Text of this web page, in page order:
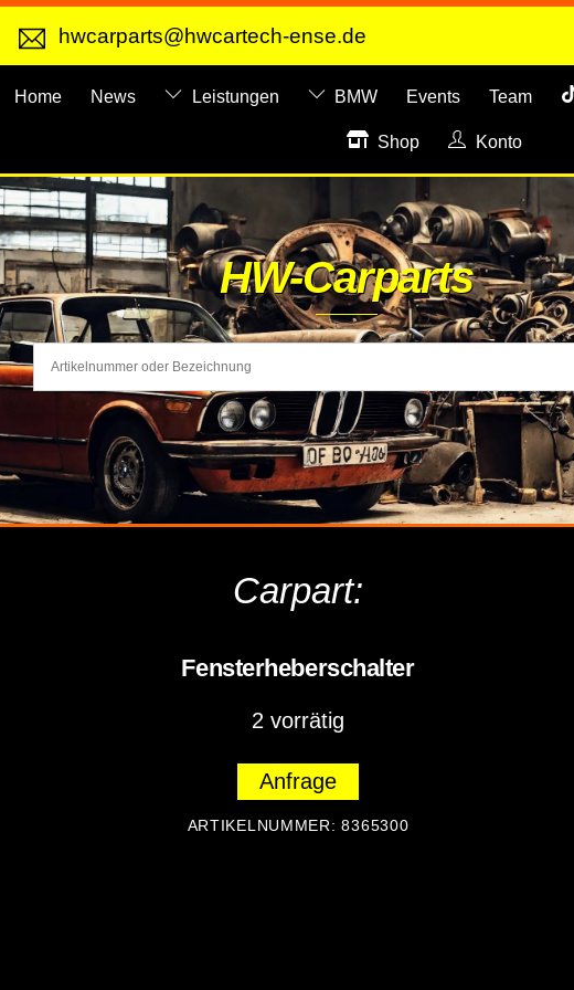
hwcarparts@hwcartech-ense.de
Home News Leistungen BMW Events Team
Shop Konto
HW-Carparts
Carpart:
Fensterheberschalter
2 vorrätig
Anfrage
ARTIKELNUMMER:8365300